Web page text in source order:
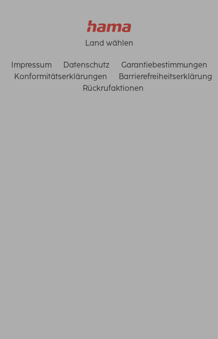
Land wählen
Impressum Datenschutz
Garantiebestimmungen
Konformitätserklärungen
Barrierefreiheitserklärung
Rückrufaktionen